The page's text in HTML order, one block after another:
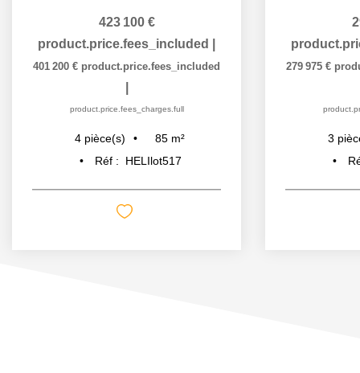
423 100 €
product.price.fees_included
401 200 € product.price.fees_included
product.price.fees_charges.full
4 pièce(s) 85 m²
Réf :
HELIlot517
279 975 €
3